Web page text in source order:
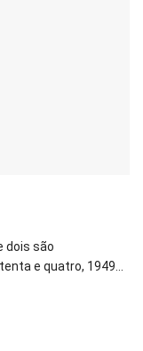
dois são
e quatro, 1949...